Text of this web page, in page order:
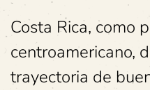
Costa Rica, como
centroamericano,
trayectoria de